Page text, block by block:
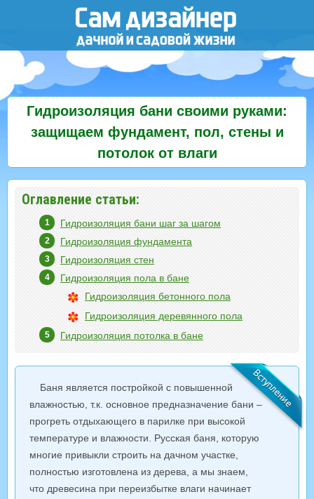
Гидроизоляция бани своими руками:
защищаем фундамент, пол, стены и
потолок от влаги
Оглавление статьи:
Гидроизоляция бани шаг за шагом
Гидроизоляция фундамента
Гидроизоляция стен
Гидроизоляция пола в бане
Гидроизоляция бетонного пола
Гидроизоляция деревянного пола
Гидроизоляция потолка в бане
Баня является постройкой с повышенной
влажностью, т.к. основное предназначение бани –
прогреть отдыхающего в парилке при высокой
температуре и влажности. Русская баня, которую
многие привыкли строить на дачном участке,
полностью изготовлена из дерева, а мы знаем,
что древесина при переизбытке влаги начинает